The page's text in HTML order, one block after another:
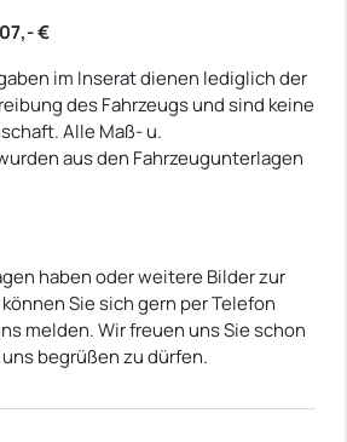
€
im Inserat dienen lediglich der
des Fahrzeugs und sind keine
Alle Maß- u.
aus den Fahrzeugunterlagen
haben oder weitere Bilder zur
Sie sich gern per Telefon
melden. Wir freuen uns Sie schon
begrüßen zu dürfen.